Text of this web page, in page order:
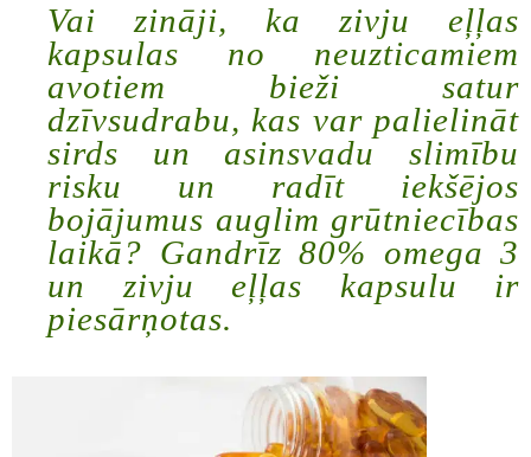
Vai zināji, ka zivju eļļas
kapsulas no neuzticamiem
avotiem bieži satur
dzīvsudrabu, kas var palielināt
sirds un asinsvadu slimību
risku un radīt iekšējos
bojājumus auglim grūtniecības
laikā? Gandrīz 80% omega 3
un zivju eļļas kapsulu ir
piesārņotas.